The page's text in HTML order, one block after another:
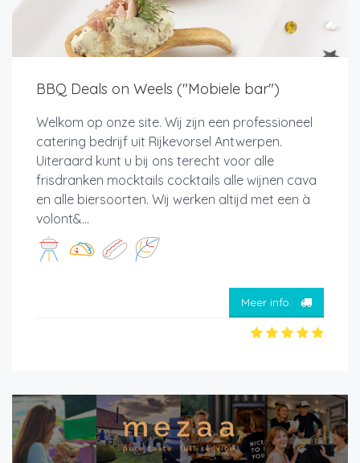
BBQ Deals on Weels ("Mobiele bar")
Welkom op onze site. Wij zijn een professioneel
catering bedrijf uit Rijkevorsel Antwerpen.
Uiteraard kunt u bij ons terecht voor alle
frisdranken mocktails cocktails alle wijnen cava
en alle biersoorten. Wij werken altijd met een à
volont&...
Meer info